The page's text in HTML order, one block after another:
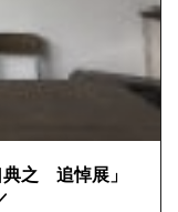
典之 追悼展」